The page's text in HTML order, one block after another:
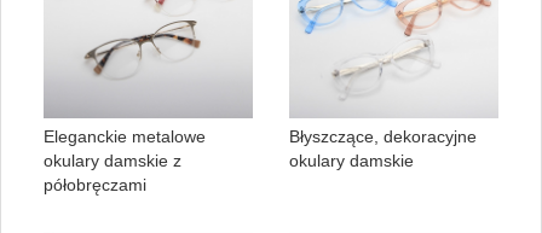
Eleganckie metalowe
okulary damskie z
półobręczami
Błyszczące, dekoracyjne
okulary damskie